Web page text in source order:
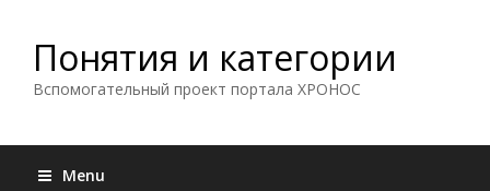
Понятия и категории
Вспомогательный проект портала ХРОНОС
Menu